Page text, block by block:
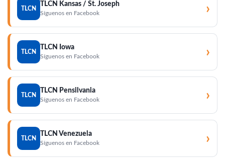
TLCN
TLCN Kansas / St. Joseph
Síguenos en Facebook ›
TLCN
TLCN Iowa
Síguenos en Facebook ›
TLCN
TLCN Pensilvania
Síguenos en Facebook ›
TLCN
TLCN Venezuela
Síguenos en Facebook ›